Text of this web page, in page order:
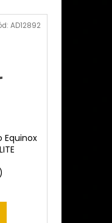
Equinox
AD12892